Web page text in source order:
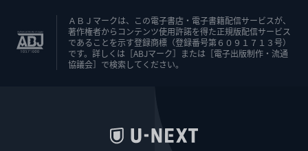
ＡＢＪマークは、この電子書店・電子書籍配信サービスが、
著作権者からコンテンツ使用許諾を得た正規版配信サービス
であることを示す登録商標（登録番号第６０９１７１３号）
です。詳しくは［ABJマーク］または［電子出版制作・流通
協議会］で検索してください。